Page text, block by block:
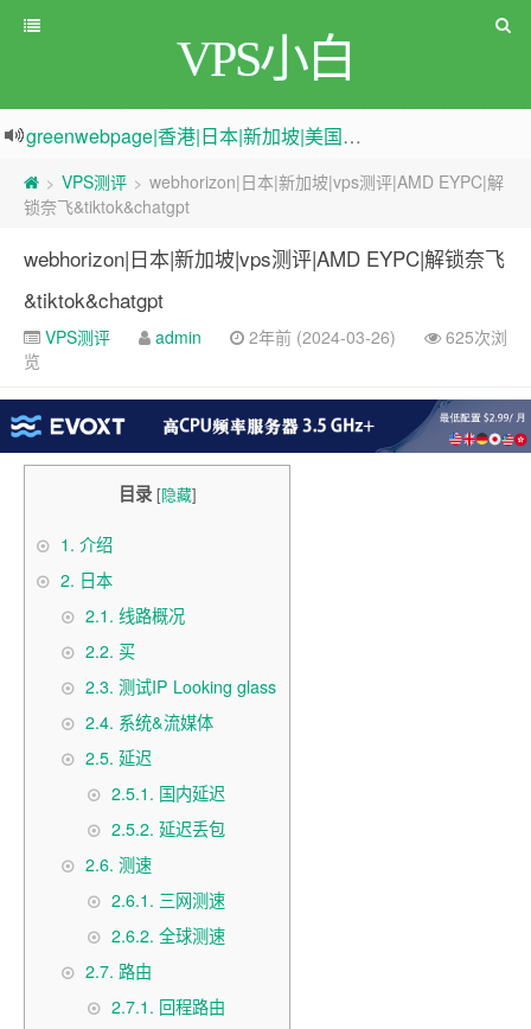
VPS小白
原来频道被人恶意举报新电报频道|加入电报群
greenwebpage|香港|日本|新加坡|美国等多地vps测评|移动直连|1Gbps带宽|年付€29
> VPS测评 > webhorizon|日本|新加坡|vps测评|AMD EYPC|解
锁奈飞&tiktok&chatgpt
webhorizon|日本|新加坡|vps测评|AMD EYPC|解锁奈飞
&tiktok&chatgpt
VPS测评 admin 2年前 (2024-03-26)
625次浏
览
目录 [隐藏]
1. 介绍
2. 日本
2.1. 线路概况
2.2. 买
2.3. 测试IP Looking glass
2.4. 系统&流媒体
2.5. 延迟
2.5.1. 国内延迟
2.5.2. 延迟丢包
2.6. 测速
2.6.1. 三网测速
2.6.2. 全球测速
2.7. 路由
2.7.1. 回程路由